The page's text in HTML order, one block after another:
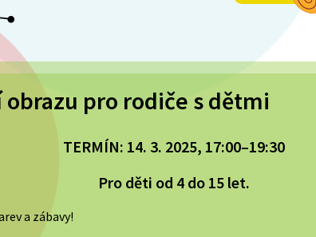
pro rodiče s dětmi
TERMÍN: 14. 3. 2025, 17:00–19:30
Pro děti od 4 do 15 let.
a zábavy!